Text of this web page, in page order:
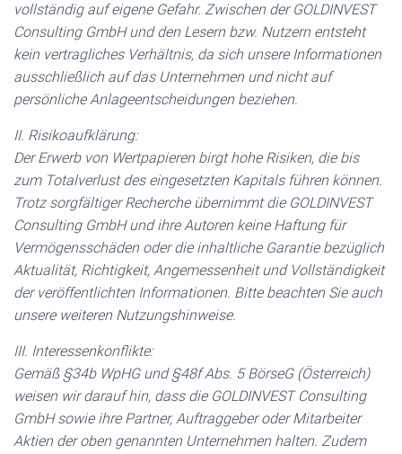
vollständig auf eigene Gefahr. Zwischen der GOLDINVEST
Consulting GmbH und den Lesern bzw. Nutzern entsteht
kein vertragliches Verhältnis, da sich unsere Informationen
ausschließlich auf das Unternehmen und nicht auf
persönliche Anlageentscheidungen beziehen.
II. Risikoaufklärung:
Der Erwerb von Wertpapieren birgt hohe Risiken, die bis
zum Totalverlust des eingesetzten Kapitals führen können.
Trotz sorgfältiger Recherche übernimmt die GOLDINVEST
Consulting GmbH und ihre Autoren keine Haftung für
Vermögensschäden oder die inhaltliche Garantie bezüglich
Aktualität, Richtigkeit, Angemessenheit und Vollständigkeit
der veröffentlichten Informationen. Bitte beachten Sie auch
unsere weiteren Nutzungshinweise.
III. Interessenkonflikte:
Gemäß §34b WpHG und §48f Abs. 5 BörseG (Österreich)
weisen wir darauf hin, dass die GOLDINVEST Consulting
GmbH sowie ihre Partner, Auftraggeber oder Mitarbeiter
Aktien der oben genannten Unternehmen halten. Zudem